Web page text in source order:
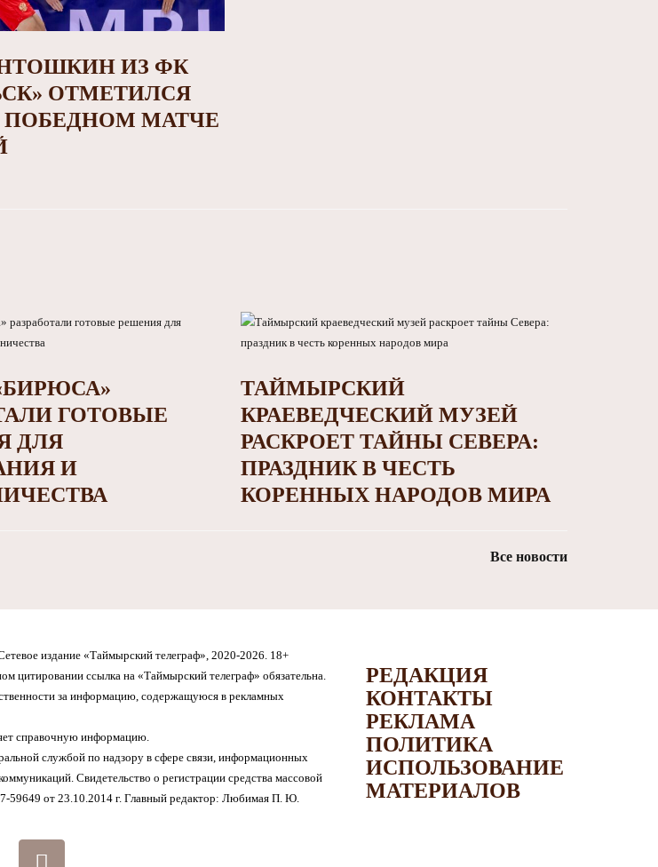
ИЗ ФК
ОТМЕТИЛСЯ
ПОБЕДНОМ МАТЧЕ
ГОТОВЫЕ
ДЛЯ
И
ТАЙМЫРСКИЙ
КРАЕВЕДЧЕСКИЙ МУЗЕЙ
РАСКРОЕТ ТАЙНЫ СЕВЕРА:
ПРАЗДНИК В ЧЕСТЬ
КОРЕННЫХ НАРОДОВ МИРА
Все новости
издание «Таймырский телеграф», 2020-2026. 18+
цитировании ссылка на «Таймырский телеграф» обязательна.
за информацию, содержащуюся в рекламных
справочную информацию.
службой по надзору в сфере связи, информационных
Свидетельство о регистрации средства массовой
от 23.10.2014 г. Главный редактор: Любимая П. Ю.
РЕДАКЦИЯ
КОНТАКТЫ
РЕКЛАМА
ПОЛИТИКА
ИСПОЛЬЗОВАНИЕ
МАТЕРИАЛОВ